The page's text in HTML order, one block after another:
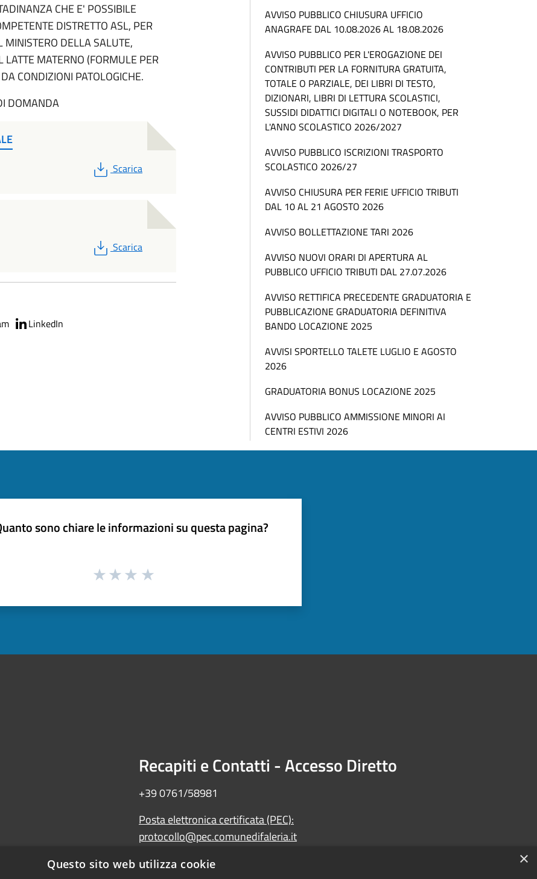
CHE E' POSSIBILE
DISTRETTO ASL, PER
MINISTERO DELLA SALUTE,
LATTE MATERNO (FORMULE PER
CONDIZIONI PATOLOGICHE.
DOMANDA
PDF
Scarica
PDF
Scarica
LinkedIn
AVVISO PUBBLICO CHIUSURA UFFICIO
ANAGRAFE DAL 10.08.2026 AL 18.08.2026
AVVISO PUBBLICO PER L'EROGAZIONE DEI
CONTRIBUTI PER LA FORNITURA GRATUITA,
TOTALE O PARZIALE, DEI LIBRI DI TESTO,
DIZIONARI, LIBRI DI LETTURA SCOLASTICI,
SUSSIDI DIDATTICI DIGITALI O NOTEBOOK, PER
L'ANNO SCOLASTICO 2026/2027
AVVISO PUBBLICO ISCRIZIONI TRASPORTO
SCOLASTICO 2026/27
AVVISO CHIUSURA PER FERIE UFFICIO TRIBUTI
DAL 10 AL 21 AGOSTO 2026
AVVISO BOLLETTAZIONE TARI 2026
AVVISO NUOVI ORARI DI APERTURA AL
PUBBLICO UFFICIO TRIBUTI DAL 27.07.2026
AVVISO RETTIFICA PRECEDENTE GRADUATORIA E
PUBBLICAZIONE GRADUATORIA DEFINITIVA
BANDO LOCAZIONE 2025
AVVISI SPORTELLO TALETE LUGLIO E AGOSTO
2026
GRADUATORIA BONUS LOCAZIONE 2025
AVVISO PUBBLICO AMMISSIONE MINORI AI
CENTRI ESTIVI 2026
sono chiare le informazioni su questa pagina?
Recapiti e Contatti - Accesso Diretto
+39 0761/58981
Posta elettronica certificata (PEC):
protocollo@pec.comunedifaleria.it
Amministrazione trasparente
×
Questo sito web utilizza cookie